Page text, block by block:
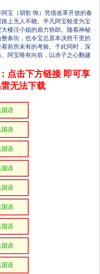
宝（胡歌 饰）凭借改革开放的春
上无人不晓。平凡阿宝蜕变为宝
楼汪小姐的鼎力协助。随着神秘
条街，也令宝总原本决胜千里的
前所未有的考验。于此同时，深
阿宝唯有向前，以赤子之心翻越
点击下方链接 即可享
无法下载
国语
国语
国语
国语
国语
国语
国语
国语
国语